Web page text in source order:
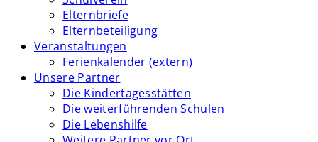
Elternbriefe
Elternbeteiligung
Veranstaltungen
Ferienkalender (extern)
Unsere Partner
Die Kindertagesstätten
Die weiterführenden Schulen
Die Lebenshilfe